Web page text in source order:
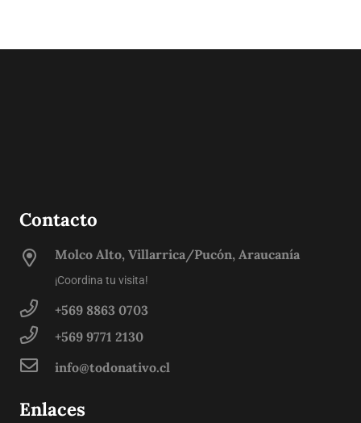
Contacto
Molco Alto, Villarrica/Pucón, Araucanía
¡Coordina tu visita!
+569 8863 0703
+569 9771 2130
info@todonativo.cl
Enlaces